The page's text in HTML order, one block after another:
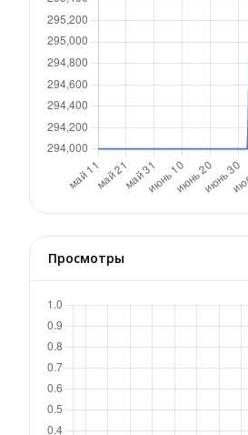
Просмотры